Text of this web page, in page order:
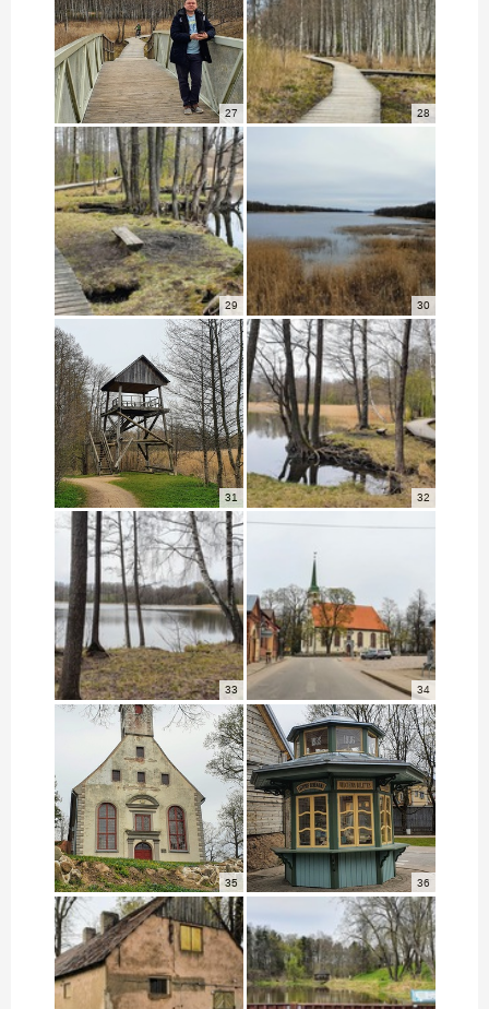
27 28
29 30
31 32
33 34
35 36